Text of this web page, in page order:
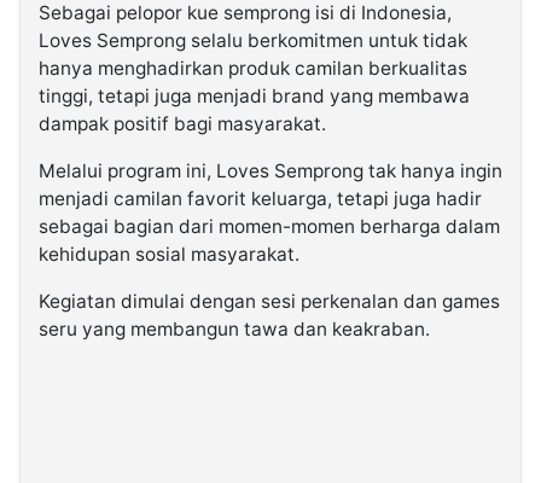
Sebagai pelopor kue semprong isi di Indonesia,
Loves Semprong selalu berkomitmen untuk tidak
hanya menghadirkan produk camilan berkualitas
tinggi, tetapi juga menjadi brand yang membawa
dampak positif bagi masyarakat.
Melalui program ini, Loves Semprong tak hanya ingin
menjadi camilan favorit keluarga, tetapi juga hadir
sebagai bagian dari momen-momen berharga dalam
kehidupan sosial masyarakat.
Kegiatan dimulai dengan sesi perkenalan dan games
seru yang membangun tawa dan keakraban.